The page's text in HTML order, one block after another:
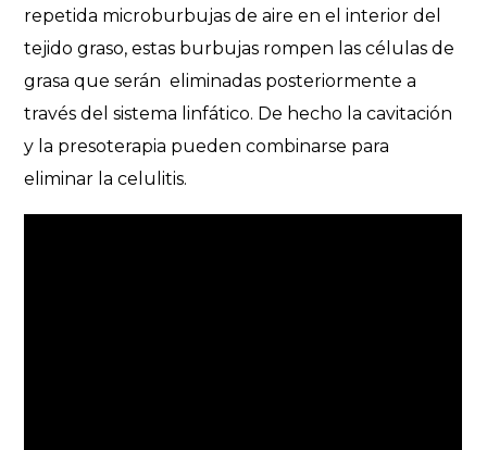
repetida microburbujas de aire en el interior del
tejido graso, estas burbujas rompen las células de
grasa que serán eliminadas posteriormente a
través del sistema linfático. De hecho la cavitación
y la presoterapia pueden combinarse para
eliminar la celulitis.